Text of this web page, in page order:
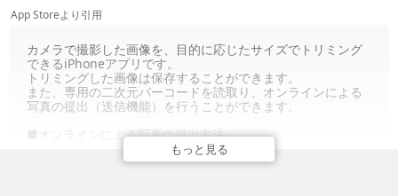
App Storeより引用
もっと見る
カメラで撮影した画像を、目的に応じたサイズでトリミング
できるiPhoneアプリです。
トリミングした画像は保存することができます。
また、専用の二次元バーコードを読取り、オンラインによる
写真の提出（送信機能）を行うことができます。
■オンラインによる写真の提出方法
１．二次元バーコードの読取り
２．カメラ撮影 or ギャラリ選択